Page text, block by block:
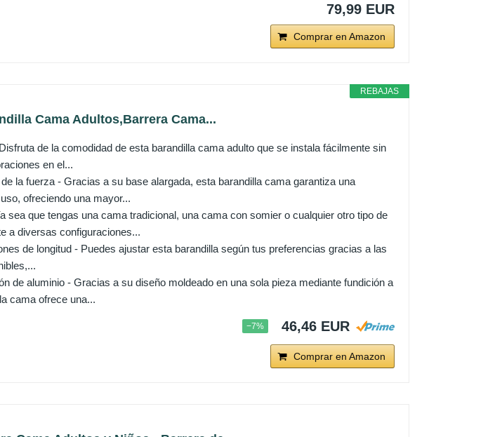
79,99 EUR
Comprar en Amazon
REBAJAS
Cama Adultos,Barrera Cama...
de la comodidad de esta barandilla cama adulto que se instala fácilmente sin
en el...
la fuerza - Gracias a su base alargada, esta barandilla cama garantiza una
ofreciendo una mayor...
sea que tengas una cama tradicional, una cama con somier o cualquier otro tipo de
a diversas configuraciones...
de longitud - Puedes ajustar esta barandilla según tus preferencias gracias a las
de aluminio - Gracias a su diseño moldeado en una sola pieza mediante fundición a
cama ofrece una...
−7% 46,46 EUR
Comprar en Amazon